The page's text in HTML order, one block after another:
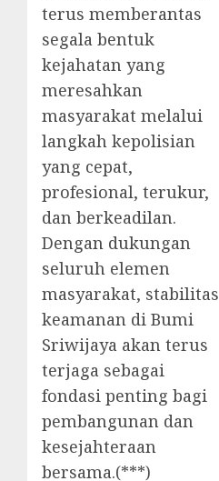
terus memberantas
segala bentuk
kejahatan yang
meresahkan
masyarakat melalui
langkah kepolisian
yang cepat,
profesional, terukur,
dan berkeadilan.
Dengan dukungan
seluruh elemen
masyarakat, stabilitas
keamanan di Bumi
Sriwijaya akan terus
terjaga sebagai
fondasi penting bagi
pembangunan dan
kesejahteraan
bersama.(***)